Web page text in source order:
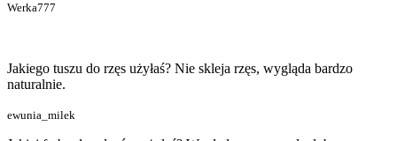
Werka777
Jakiego tuszu do rzęs użyłaś? Nie skleja rzęs, wygląda bardzo
naturalnie.
ewunia_milek